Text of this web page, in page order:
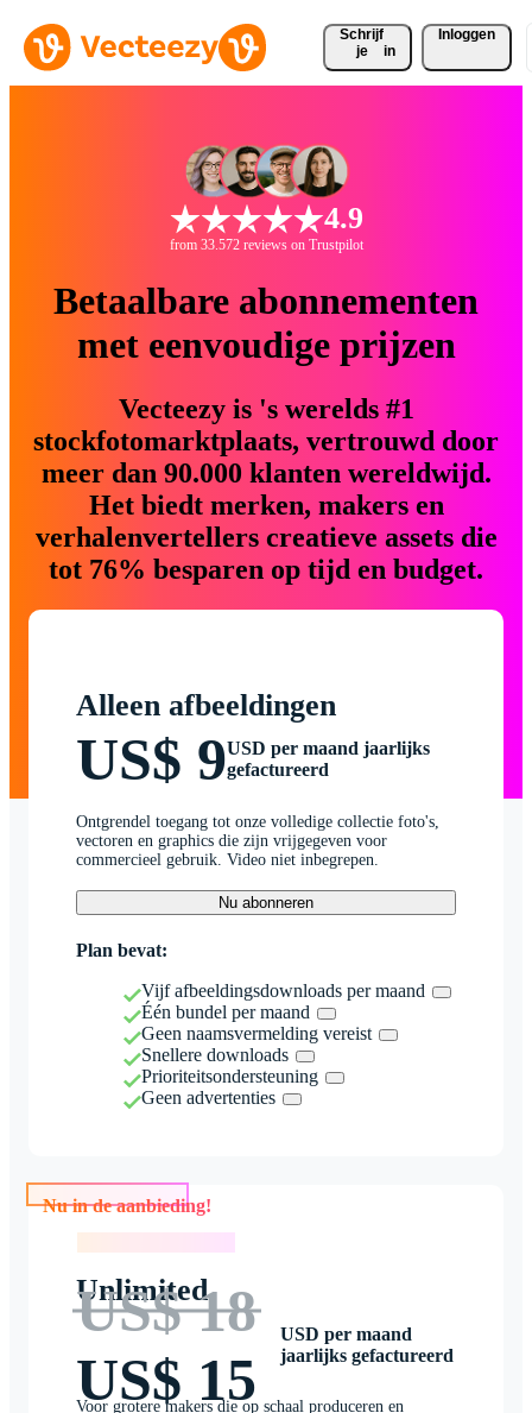
Schrijf
je
in
Inloggen
4.9
from 33.572 reviews on Trustpilot
Betaalbare abonnementen
met eenvoudige prijzen
Vecteezy is 's werelds #1
stockfotomarktplaats, vertrouwd door
meer dan 90.000 klanten wereldwijd.
Het biedt merken, makers en
verhalenvertellers creatieve assets die
tot 76% besparen op tijd en budget.
Alleen afbeeldingen
US$ 9USD per maand jaarlijks
gefactureerd
Ontgrendel toegang tot onze volledige collectie foto's,
vectoren en graphics die zijn vrijgegeven voor
commercieel gebruik. Video niet inbegrepen.
Nu abonneren
Plan bevat:
Vijf afbeeldingsdownloads per maand
Één bundel per maand
Geen naamsvermelding vereist
Snellere downloads
Prioriteitsondersteuning
Geen advertenties
Nu in de aanbieding!
Unlimited
US$ 18
US$ 15
USD per maand
jaarlijks gefactureerd
Voor grotere makers die op schaal produceren en